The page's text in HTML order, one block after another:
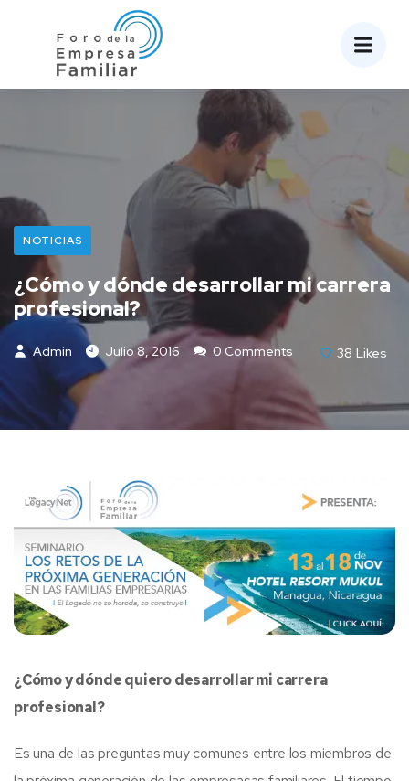
NOTICIAS
¿Cómo y dónde desarrollar mi carrera
profesional?
Admin Julio 8, 2016 0 Comments 38 Likes
¿Cómo y dónde quiero desarrollar mi carrera
profesional?
Es una de las preguntas muy comunes entre los miembros de